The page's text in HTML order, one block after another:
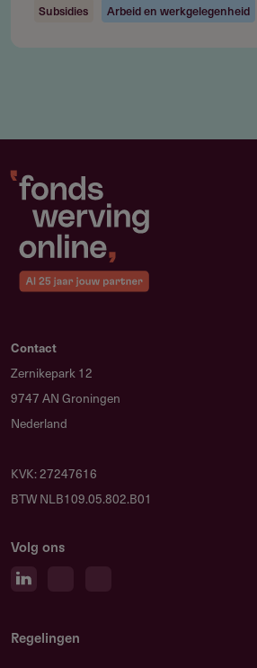
1 januari 2027
1 juni 2027-30 juni 2027
Gebruikersnotities
Deel je kennis/ervaring over deze
Subsidies Arbeid en werkgelegenheid
Contact
Zernikepark 12
9747 AN Groningen
Nederland
KVK: 27247616
BTW NLB109.05.802.B01
Volg ons
Regelingen